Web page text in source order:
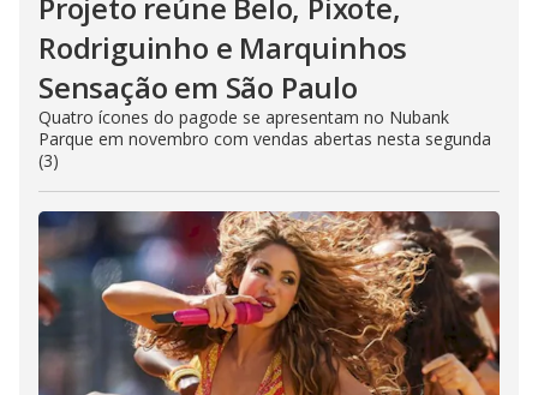
Projeto reúne Belo, Pixote,
Rodriguinho e Marquinhos
Sensação em São Paulo
Quatro ícones do pagode se apresentam no Nubank
Parque em novembro com vendas abertas nesta segunda
(3)